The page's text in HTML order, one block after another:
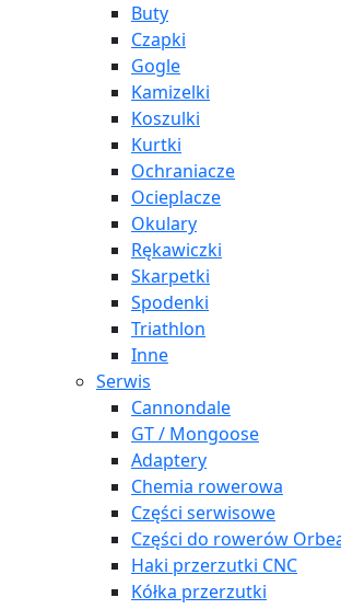
Buty
Czapki
Gogle
Kamizelki
Koszulki
Kurtki
Ochraniacze
Ocieplacze
Okulary
Rękawiczki
Skarpetki
Spodenki
Triathlon
Inne
Serwis
Cannondale
GT / Mongoose
Adaptery
Chemia rowerowa
Części serwisowe
Części do rowerów
Haki przerzutki CNC
Kółka przerzutki